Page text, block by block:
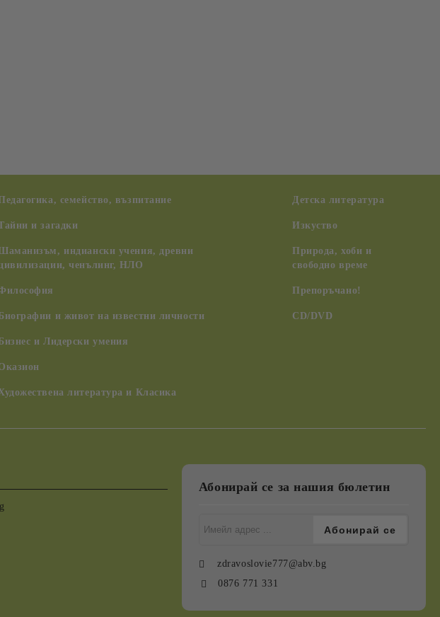
семейство, възпитание
и загадки
индиански учения, древни
ченълинг, НЛО
и живот на известни личности
и Лидерски умения
литература и Класика
Детска литература
Изкуство
Природа, хоби и
свободно време
Препоръчано!
CD/DVD
Абонирай се за нашия бюлетин
zdravoslovie777@abv.bg
0876 771 331